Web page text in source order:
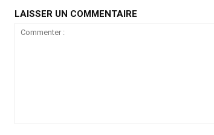
LAISSER UN COMMENTAIRE